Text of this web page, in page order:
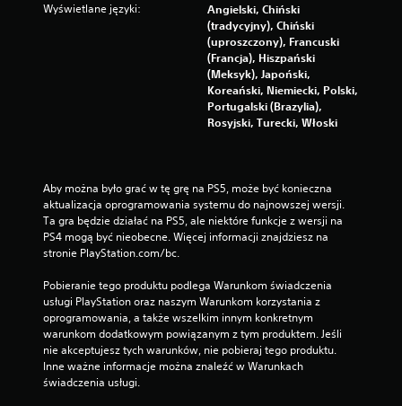
Wyświetlane języki:
Angielski, Chiński
(tradycyjny), Chiński
(uproszczony), Francuski
(Francja), Hiszpański
(Meksyk), Japoński,
Koreański, Niemiecki, Polski,
Portugalski (Brazylia),
Rosyjski, Turecki, Włoski
Aby można było grać w tę grę na PS5, może być konieczna
aktualizacja oprogramowania systemu do najnowszej wersji.
Ta gra będzie działać na PS5, ale niektóre funkcje z wersji na
PS4 mogą być nieobecne. Więcej informacji znajdziesz na
stronie PlayStation.com/bc.
Pobieranie tego produktu podlega Warunkom świadczenia
usługi PlayStation oraz naszym Warunkom korzystania z
oprogramowania, a także wszelkim innym konkretnym
warunkom dodatkowym powiązanym z tym produktem. Jeśli
nie akceptujesz tych warunków, nie pobieraj tego produktu.
Inne ważne informacje można znaleźć w Warunkach
świadczenia usługi.